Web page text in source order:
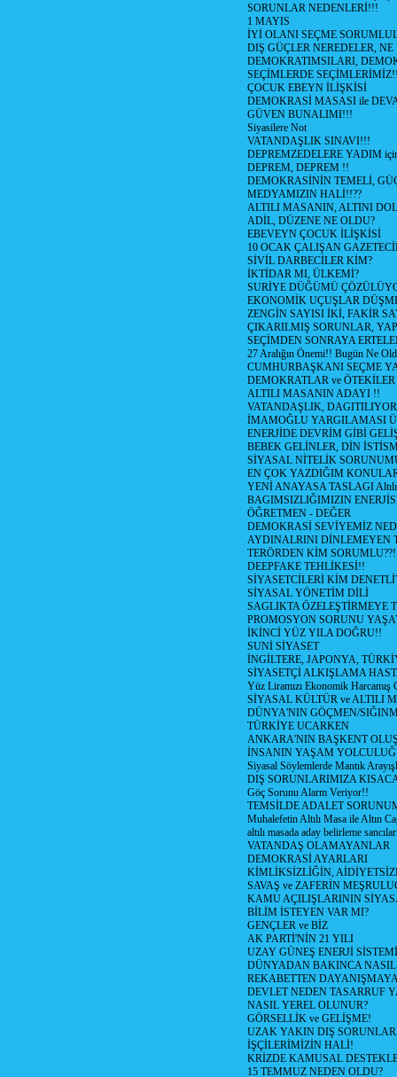
SORUNLAR NEDENLERİ!!!
1 MAYIS
İYİ OLANI SEÇME
DIŞ GÜÇLER NEREDELER,
DEMOKRATIMSILARI,
SEÇİMLERDE
ÇOCUK EBEYN İLİŞKİSİ
DEMOKRASİ MASASI ile
GÜVEN BUNALIMI!!!
Siyasilere Not
VATANDAŞLIK SINAVI!!!
DEPREMZEDELERE YADIM
DEPREM, DEPREM !!
DEMOKRASİNİN TEMELİ,
MEDYAMIZIN HALİ!!??
ALTILI MASANIN, ALTINI
ADİL, DÜZENE NE OLDU?
EBEVEYN ÇOCUK İLİŞKİSİ
10 OCAK ÇALIŞAN
SİVİL DARBECİLER KİM?
İKTİDAR MI, ÜLKEMİ?
SURİYE DÜĞÜMÜ
EKONOMİK UÇUŞLAR
ZENGİN SAYISI İKİ, FAKİR
ÇIKARILMIŞ SORUNLAR,
SEÇİMDEN SONRAYA
27 Aralığın Önemi!! Bugün Ne
CUMHURBAŞKANI SEÇME
DEMOKRATLAR ve ÖTEKİLER
ALTILI MASANIN ADAYI !!
VATANDAŞLIK,
İMAMOĞLU YARGILAMASI
ENERJİDE DEVRİM GİBİ
BEBEK GELİNLER, DİN
SİYASAL NİTELİK
EN ÇOK YAZDIĞIM
YENİ ANAYASA TASLAGI Altılı
BAGIMSIZLIĞIMIZIN
ÖĞRETMEN - DEĞER
DEMOKRASİ SEVİYEMİZ
AYDINALRINI DİNLEMEYEN
TERÖRDEN KİM
DEEPFAKE TEHLİKESİ!!
SİYASETCİLERİ KİM
SİYASAL YÖNETİM DİLİ
SAGLIKTA ÖZELEŞTİRMEYE
PROMOSYON SORUNU
İKİNCİ YÜZ YILA DOĞRU!!
SUNİ SİYASET
İNGİLTERE, JAPONYA,
SİYASETÇİ ALKIŞLAMA
Yüz Liramızı Ekonomik Harcamış
SİYASAL KÜLTÜR ve ALTILI
DÜNYA'NIN GÖÇMEN/
TÜRKİYE UCARKEN
ANKARA'NIN BAŞKENT
İNSANIN YAŞAM
Siyasal Söylemlerde Mantık
DIŞ SORUNLARIMIZA
Göç Sorunu Alarm Veriyor!!
TEMSİLDE ADALET
Muhalefetin Altılı Masa ile Altın
altılı masada aday belirleme
VATANDAŞ OLAMAYANLAR
DEMOKRASİ AYARLARI
KİMLİKSİZLİĞİN,
SAVAŞ ve ZAFERİN
KAMU AÇILIŞLARININ
BİLİM İSTEYEN VAR MI?
GENÇLER ve BİZ
AK PARTİ'NİN 21 YILI
UZAY GÜNEŞ ENERJİ SİSTEMİ
DÜNYADAN BAKINCA
REKABETTEN
DEVLET NEDEN TASARRUF
NASIL YEREL OLUNUR?
GÖRSELLİK ve GELİŞME!
UZAK YAKIN DIŞ
İŞÇİLERİMİZİN HALİ!
KRİZDE KAMUSAL
15 TEMMUZ NEDEN OLDU?